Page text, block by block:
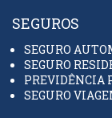
SEGUROS
SEGURO
SEGURO
PREVIDÊNCIA
SEGURO